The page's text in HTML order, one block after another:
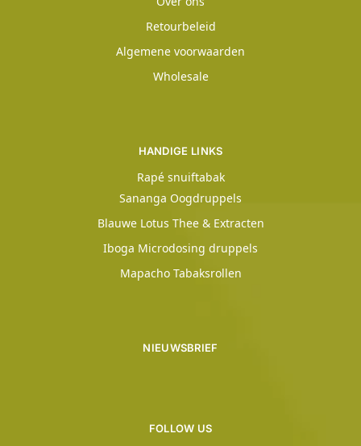
Retourbeleid
Algemene voorwaarden
Wholesale
HANDIGE LINKS
Rapé snuiftabak
Sananga Oogdruppels
Blauwe Lotus Thee & Extracten
Iboga Microdosing druppels
Mapacho Tabaksrollen
NIEUWSBRIEF
FOLLOW US